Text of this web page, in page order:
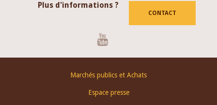
Plus d'informations ?
CONTACT
Marchés publics et Achats
Espace presse